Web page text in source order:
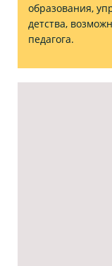
образования,
детства,
педагога.